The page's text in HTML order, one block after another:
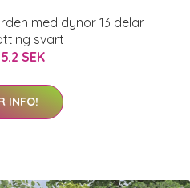
med dynor 13 delar
svart
SEK
INFO!